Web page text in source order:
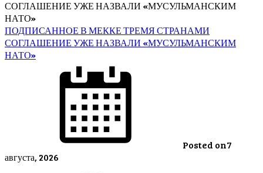
ПОДПИСАННОЕ В МЕККЕ ТРЕМЯ СТРАНАМИ
СОГЛАШЕНИЕ УЖЕ НАЗВАЛИ «МУСУЛЬМАНСКИМ
НАТО»
Posted on7
августа, 2026